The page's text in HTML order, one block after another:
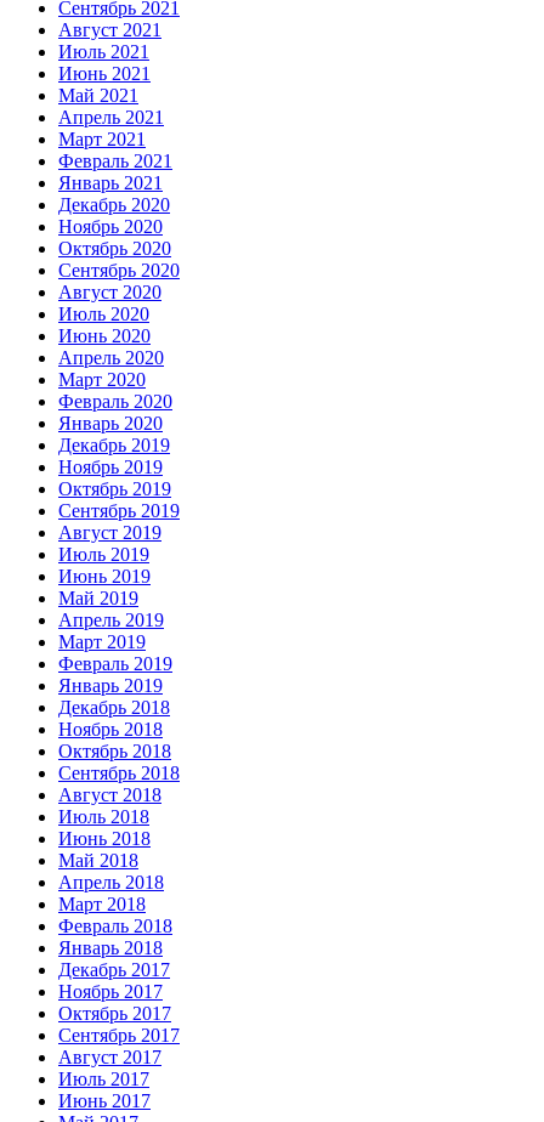
Сентябрь 2021
Август 2021
Июль 2021
Июнь 2021
Май 2021
Апрель 2021
Март 2021
Февраль 2021
Январь 2021
Декабрь 2020
Ноябрь 2020
Октябрь 2020
Сентябрь 2020
Август 2020
Июль 2020
Июнь 2020
Апрель 2020
Март 2020
Февраль 2020
Январь 2020
Декабрь 2019
Ноябрь 2019
Октябрь 2019
Сентябрь 2019
Август 2019
Июль 2019
Июнь 2019
Май 2019
Апрель 2019
Март 2019
Февраль 2019
Январь 2019
Декабрь 2018
Ноябрь 2018
Октябрь 2018
Сентябрь 2018
Август 2018
Июль 2018
Июнь 2018
Май 2018
Апрель 2018
Март 2018
Февраль 2018
Январь 2018
Декабрь 2017
Ноябрь 2017
Октябрь 2017
Сентябрь 2017
Август 2017
Июль 2017
Июнь 2017